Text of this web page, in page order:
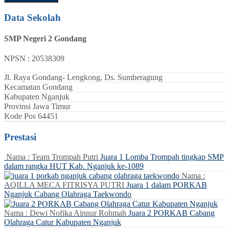
Data Sekolah
SMP Negeri 2 Gondang
NPSN : 20538309
Jl. Raya Gondang- Lengkong, Ds. Sumberagung
Kecamatan Gondang
Kabupaten Nganjuk
Provinsi Jawa Timur
Kode Pos 64451
Prestasi
Nama : Team Trompah Putri Juara 1 Lomba Trompah tingkap SMP
dalam rangka HUT Kab. Nganjuk ke-1089
Nama :
AQILLA MECA FITRISYA PUTRI Juara 1 dalam PORKAB
Nganjuk Cabang Olahraga Taekwondo
Nama : Dewi Nofika Ainnur Rohmah Juara 2 PORKAB Cabang
Olahraga Catur Kabupaten Nganjuk